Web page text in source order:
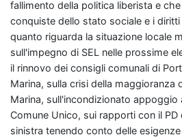
fallimento della politica liberista e
conquiste dello stato sociale e i
quanto riguarda la situazione locale
sull'impegno di SEL nelle prossime
il rinnovo dei consigli comunali di
Marina, sulla crisi della maggioranza
Marina, sull'incondizionato appoggio
Comune Unico, sui rapporti con il PD
sinistra tenendo conto delle